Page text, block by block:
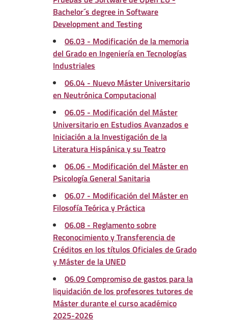
Bachelor´s degree in Software
Development and Testing
06.03 - Modificación de la memoria
del Grado en Ingeniería en Tecnologías
Industriales
06.04 - Nuevo Máster Universitario
en Neutrónica Computacional
06.05 - Modificación del Máster
Universitario en Estudios Avanzados e
Iniciación a la Investigación de la
Literatura Hispánica y su Teatro
06.06 - Modificación del Máster en
Psicología General Sanitaria
06.07 - Modificación del Máster en
Filosofía Teórica y Práctica
06.08 - Reglamento sobre
Reconocimiento y Transferencia de
Créditos en los títulos Oficiales de Grado
y Máster de la UNED
06.09 Compromiso de gastos para la
liquidación de los profesores tutores de
Máster durante el curso académico
2025-2026